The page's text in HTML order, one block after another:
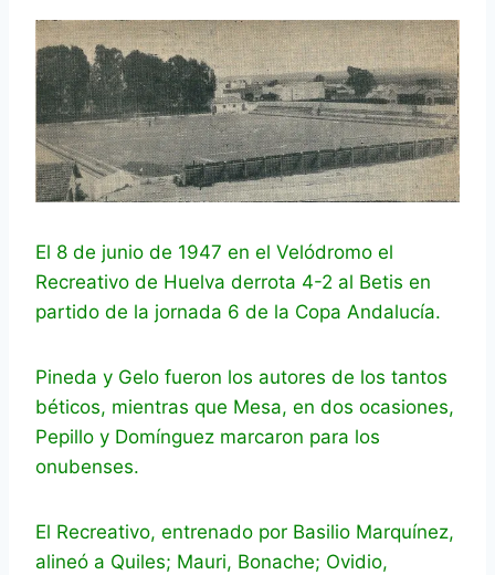
El 8 de junio de 1947 en el Velódromo el
Recreativo de Huelva derrota 4-2 al Betis en
partido de la jornada 6 de la Copa Andalucía.
Pineda y Gelo fueron los autores de los tantos
béticos, mientras que Mesa, en dos ocasiones,
Pepillo y Domínguez marcaron para los
onubenses.
El Recreativo, entrenado por Basilio Marquínez,
alineó a Quiles; Mauri, Bonache; Ovidio,